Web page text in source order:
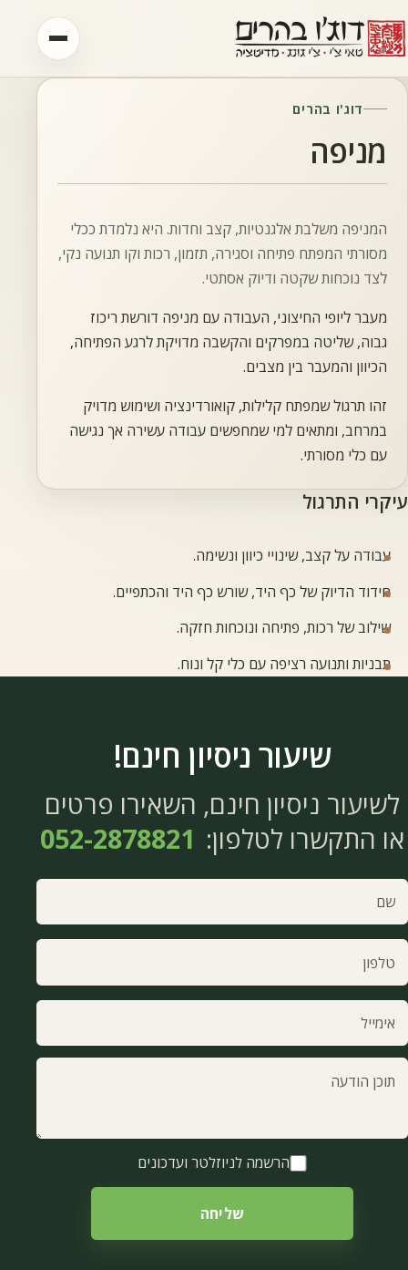
דלג לתוכן
דף הבית
דוג'ו בהרים
סדנאות
2026
אימון אישי
גלריה
מאמרים
דוג'ו בהרים
מניפה
המניפה משלבת אלגנטיות, קצב וחדות. היא נלמדת ככלי
מסורתי המפתח פתיחה וסגירה, תזמון, רכות וקו תנועה נקי,
לצד נוכחות שקטה ודיוק אסתטי.
מעבר ליופי החיצוני, העבודה עם מניפה דורשת ריכוז
גבוה, שליטה במפרקים והקשבה מדויקת לרגע הפתיחה,
הכיוון והמעבר בין מצבים.
זהו תרגול שמפתח קלילות, קואורדינציה ושימוש מדויק
במרחב, ומתאים למי שמחפשים עבודה עשירה אך נגישה
עם כלי מסורתי.
עיקרי התרגול
עבודה על קצב, שינויי כיוון ונשימה.
חידוד הדיוק של כף היד, שורש כף היד והכתפיים.
שילוב של רכות, פתיחה ונוכחות חזקה.
תבניות ותנועה רציפה עם כלי קל ונוח.
שיעור ניסיון חינם!
לשיעור ניסיון חינם, השאירו פרטים
או התקשרו לטלפון: 052-2878821
שם
טלפון
אימייל
תוכן הודעה
הרשמה לניוזלטר ועדכונים
שליחה